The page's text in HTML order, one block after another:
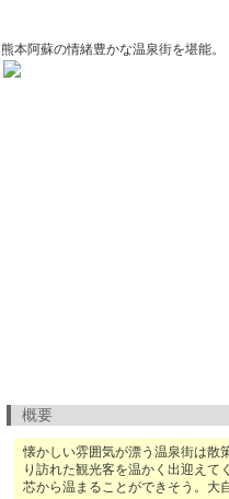
熊本阿蘇の情緒豊かな温泉街を堪能。
概要
懐かしい雰囲気が漂う温泉街は散
り訪れた観光客を温かく出迎えて
芯から温まることができそう。大